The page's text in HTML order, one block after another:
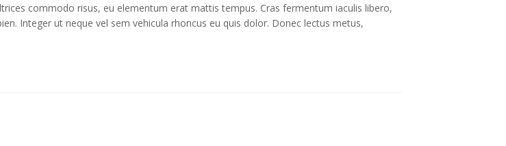
commodo risus, eu elementum erat mattis tempus. Cras fermentum iaculis libero,
Integer ut neque vel sem vehicula rhoncus eu quis dolor. Donec lectus metus,